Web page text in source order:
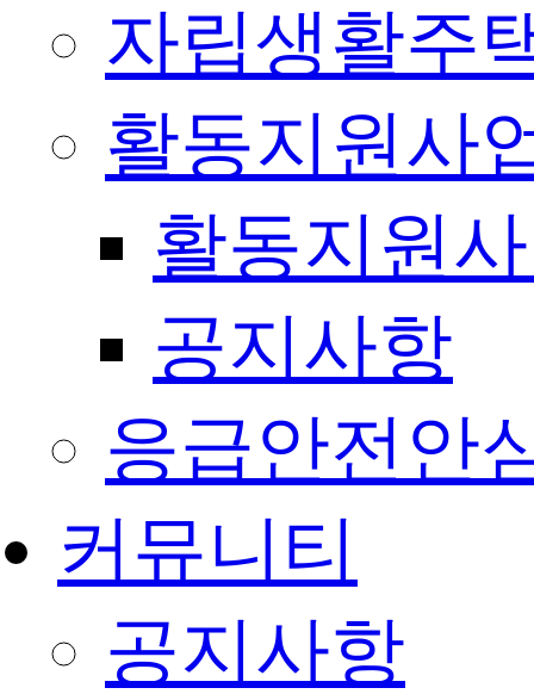
자립생활주
활동지원사
활동지원
공지사항
응급안전안
커뮤니티
공지사항